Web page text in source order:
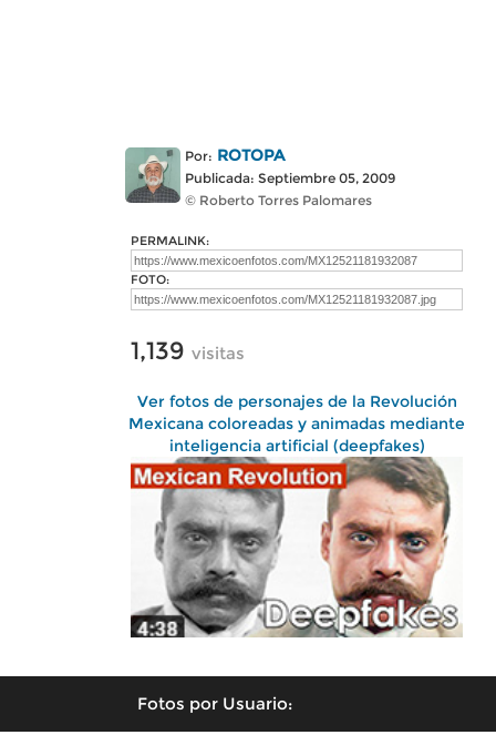
Por: ROTOPA
Publicada: Septiembre 05, 2009
© Roberto Torres Palomares
PERMALINK:
FOTO:
1,139 visitas
Ver fotos de personajes de la Revolución
Mexicana coloreadas y animadas mediante
inteligencia artificial (deepfakes)
Fotos por Usuario: